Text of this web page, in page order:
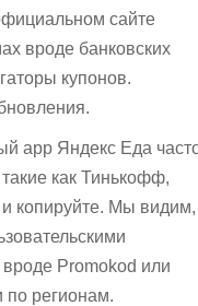
сайте
вроде банковских
купонов.
app Яндекс Еда
как Тинькофф,
и копируйте. Мы видим,
Promokod или
по регионам.